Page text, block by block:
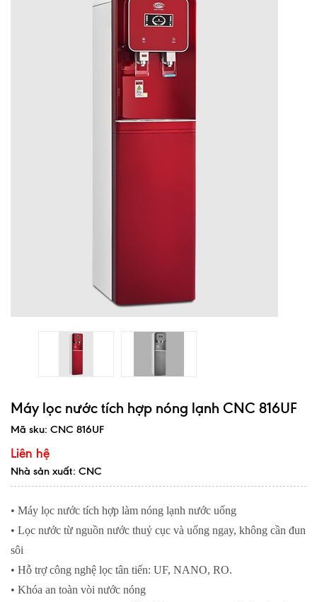
Máy lọc nước tích hợp nóng lạnh CNC 816UF
Mã sku: CNC 816UF
Liên hệ
Nhà sản xuất: CNC
• Máy lọc nước tích hợp làm nóng lạnh nước uống
• Lọc nước từ nguồn nước thuỷ cục và uống ngay, không cần đun
sôi
• Hỗ trợ công nghệ lọc tân tiến: UF, NANO, RO.
• Khóa an toàn vòi nước nóng